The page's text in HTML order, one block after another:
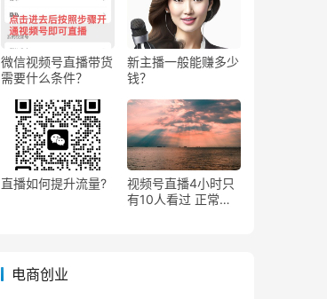
微信视频号直播带货
需要什么条件？
新主播一般能赚多少
钱？
直播如何提升流量?
视频号直播4小时只
有10人看过 正常
电商创业